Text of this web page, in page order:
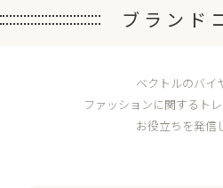
ブランド
ベクトルのバイ
ファッションに関するトレ
お役立ちを発信